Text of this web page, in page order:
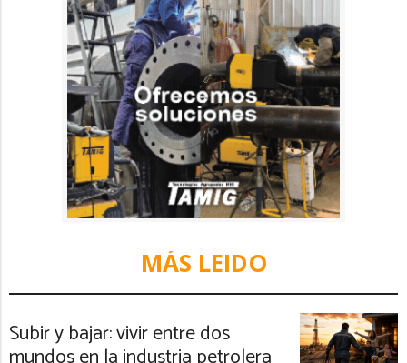
MÁS LEIDO
Subir y bajar: vivir entre dos